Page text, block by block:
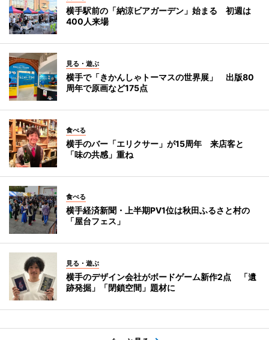
横手駅前の「納涼ビアガーデン」始まる 初週は
400人来場
見る・遊ぶ
横手で「きかんしゃトーマスの世界展」 出版80
周年で原画など175点
食べる
横手のバー「エリクサー」が15周年 来店客と
「味の共感」重ね
食べる
横手経済新聞・上半期PV1位は秋田ふるさと村の
「屋台フェス」
見る・遊ぶ
横手のデザイン会社がボードゲーム新作2点 「遺
跡発掘」「閉鎖空間」題材に